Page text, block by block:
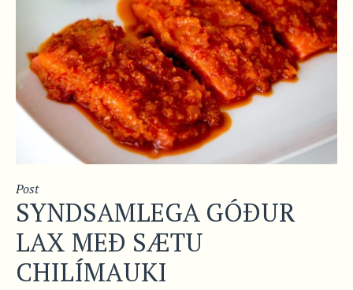
Post
SYNDSAMLEGA GÓÐUR
LAX MEÐ SÆTU
CHILÍMAUKI